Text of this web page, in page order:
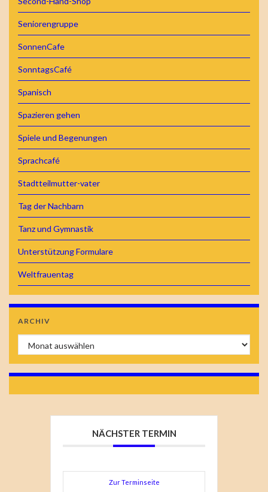
Seniorengruppe
SonnenCafe
SonntagsCafé
Spanisch
Spazieren gehen
Spiele und Begenungen
Sprachcafé
Stadtteilmutter-vater
Tag der Nachbarn
Tanz und Gymnastik
Unterstützung Formulare
Weltfrauentag
ARCHIV
Archiv
NÄCHSTER TERMIN
Zur Terminseite